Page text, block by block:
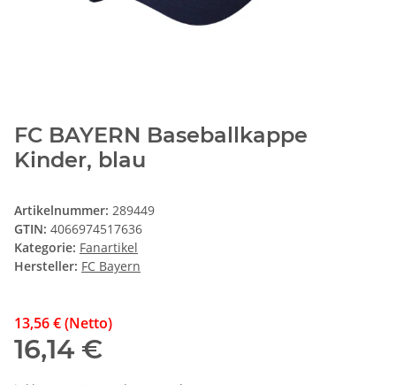
FC BAYERN Baseballkappe
Kinder, blau
Artikelnummer: 289449
GTIN: 4066974517636
Kategorie: Fanartikel
Hersteller: FC Bayern
13,56 € (Netto)
16,14 €